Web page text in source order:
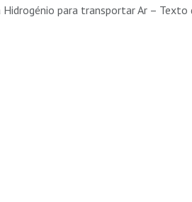
para transportar Ar – Texto de